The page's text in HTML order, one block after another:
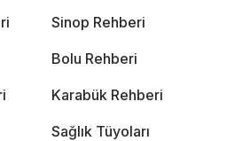
Sinop Rehberi
Bolu Rehberi
Karabük Rehberi
Sağlık Tüyoları